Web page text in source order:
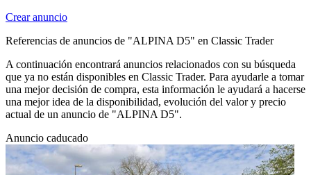
Crear anuncio
Referencias de anuncios de "ALPINA D5" en Classic Trader
A continuación encontrará anuncios relacionados con su búsqueda
que ya no están disponibles en Classic Trader. Para ayudarle a tomar
una mejor decisión de compra, esta información le ayudará a hacerse
una mejor idea de la disponibilidad, evolución del valor y precio
actual de un anuncio de "ALPINA D5".
Anuncio caducado